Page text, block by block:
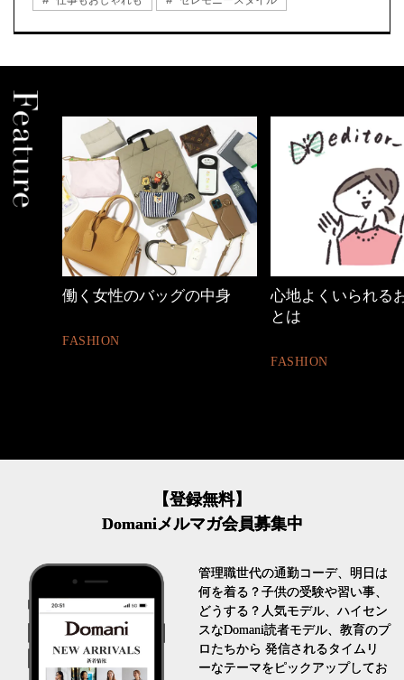
働く女性のバッグの中身
FASHION
心地よくいられる
とは
FASHION
【登録無料】
Domaniメルマガ会員募集中
管理職世代の通勤コーデ、明日は
何を着る？子供の受験や習い事、
どうする？人気モデル、ハイセン
スなDomani読者モデル、教育のプ
ロたちから 発信されるタイムリ
ーなテーマをピックアップしてお